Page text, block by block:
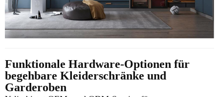
Funktionale Hardware-Optionen für
begehbare Kleiderschränke und
Garderoben